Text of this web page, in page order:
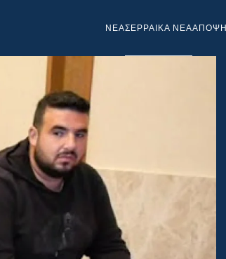
NEAΣΕΡΡΑΙΚΑ ΝΕΑΑΠΟΨΗ